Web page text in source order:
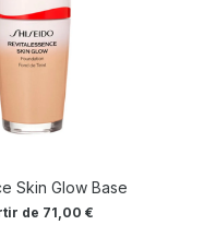
Skin Glow Base
de 71,00€